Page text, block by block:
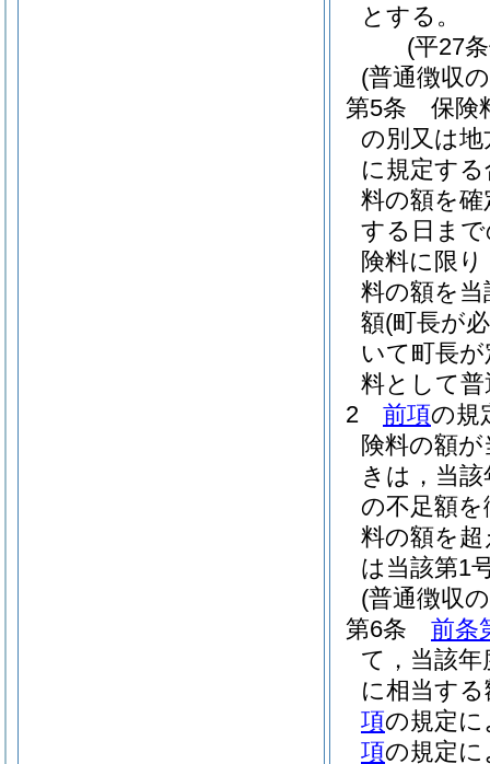
とする。
(平27
(普通徴収
第5条
保険
の別又は地
に規定す
料の額を
する日ま
険料に限
料の額を
額(町長が
いて町長
料として
2
前項の規
険料の額
きは，当
の不足額
料の額を
は当該第1
(普通徴収
第6条
前条
て，当該
に相当す
項の規定
項の規定